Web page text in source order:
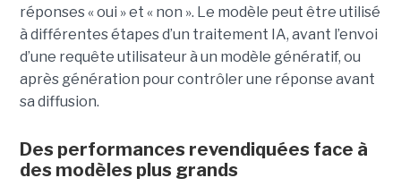
réponses « oui » et « non ». Le modèle peut être utilisé
à différentes étapes d’un traitement IA, avant l’envoi
d’une requête utilisateur à un modèle génératif, ou
après génération pour contrôler une réponse avant
sa diffusion.
Des performances revendiquées face à
des modèles plus grands